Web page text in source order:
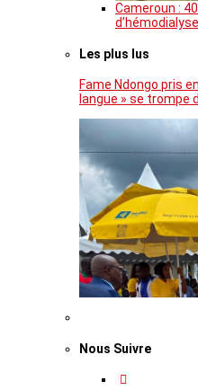
Cameroun :
Les plus lus
Fame Ndongo pris
langue » se trompe
Nous Suivre